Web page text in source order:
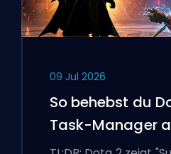
09 Jul 2026
So behebst du
Task-Manager
Windows-